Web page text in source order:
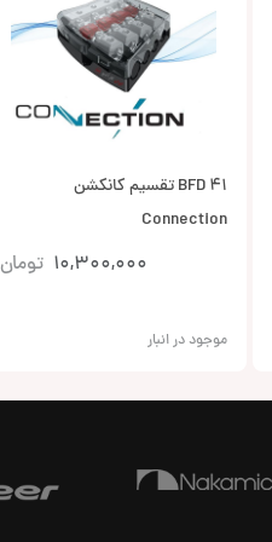
BFD 41 تقسیم کانکشن
Connection
10,300,000 تومان
موجود در انبار